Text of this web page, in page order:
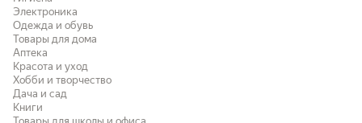
Электроника
Одежда и обувь
Товары для дома
Аптека
Красота и уход
Хобби и творчество
Дача и сад
Книги
Товары для школы и офиса